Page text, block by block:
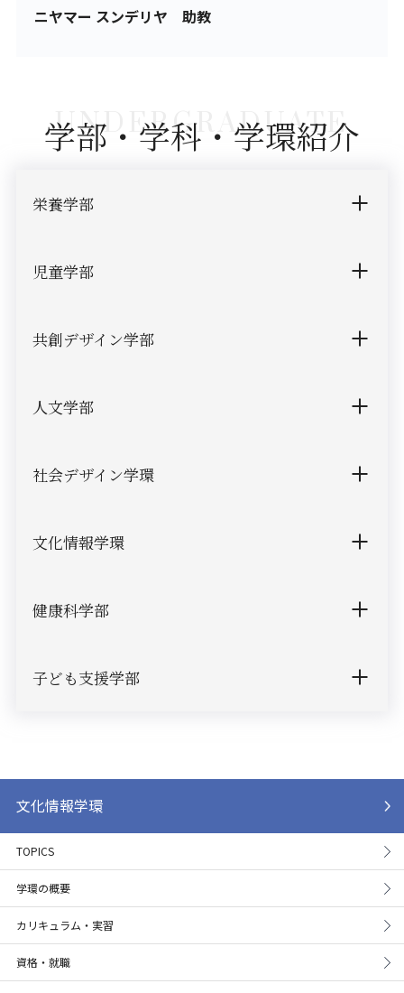
ニヤマー スンデリヤ 助教
学部・学科・学環紹介
UNDERGRADUATE
栄養学部
児童学部
共創デザイン学部
人文学部
社会デザイン学環
文化情報学環
健康科学部
子ども支援学部
文化情報学環
TOPICS
学環の概要
カリキュラム・実習
資格・就職